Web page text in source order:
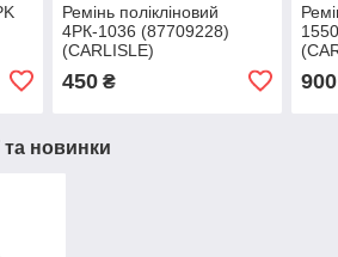
Ремінь полікліновий
4РК-1036 (87709228)
(CARLISLE)
450₴ 900
та новинки